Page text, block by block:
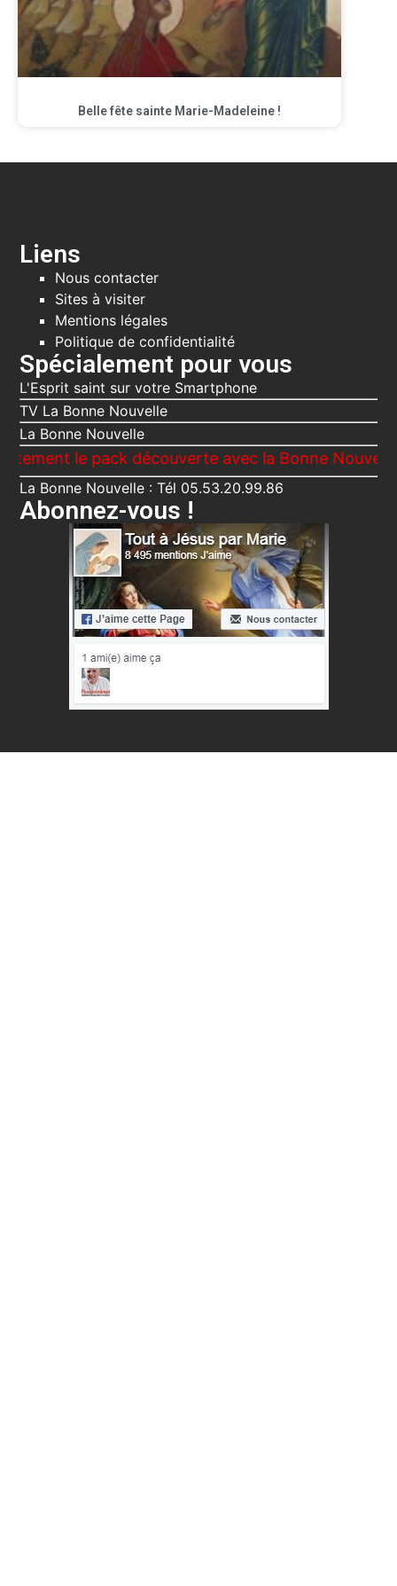
Belle fête sainte Marie-Madeleine !
Liens
Nous contacter
Sites à visiter
Mentions légales
Politique de confidentialité
Spécialement pour vous
L'Esprit saint sur votre Smartphone
TV La Bonne Nouvelle
La Bonne Nouvelle
le pack découverte avec la Bonne Nouvelle, Le
La Bonne Nouvelle : Tél 05.53.20.99.86
Abonnez-vous !